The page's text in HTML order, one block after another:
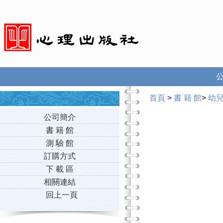
公司簡介
書 籍 館
測 驗 館
訂購方式
下 載 區
相關連結
回上一頁
首頁 > 書 籍 館> 幼